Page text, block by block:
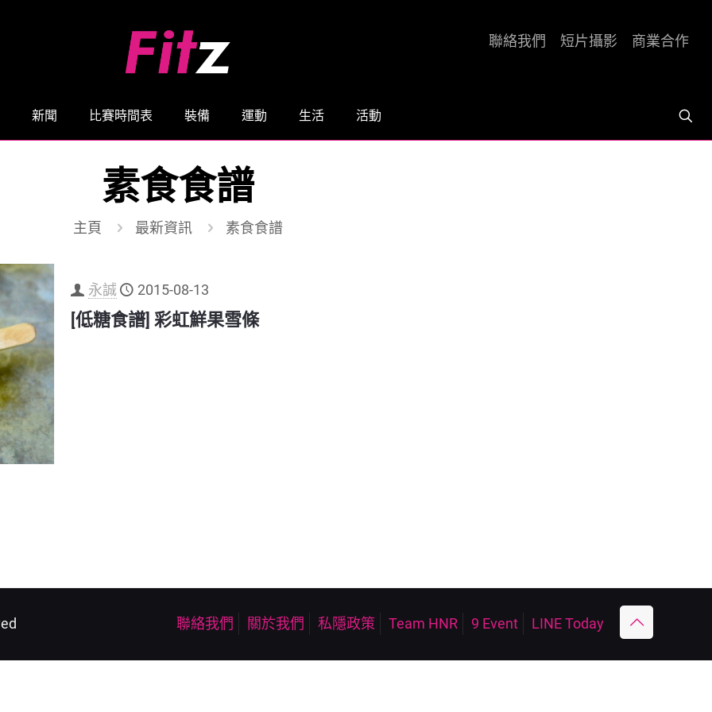
新聞 比賽時間表 裝備 運動 生活 活動
聯絡我們 短片攝影 商業合作
素食食譜
主頁 最新資訊 素食食譜
永誠 2015-08-13
[低糖食譜] 彩虹鮮果雪條
聯絡我們 關於我們 私隱政策 Team HNR 9 Event LINE Today